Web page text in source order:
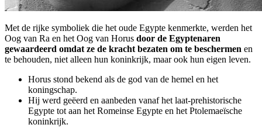
Met de rijke symboliek die het oude Egypte kenmerkte, werden het
Oog van Ra en het Oog van Horus door de Egyptenaren
gewaardeerd omdat ze de kracht bezaten om te beschermen en
te behouden, niet alleen hun koninkrijk, maar ook hun eigen leven.
Horus stond bekend als de god van de hemel en het
koningschap.
Hij werd geëerd en aanbeden vanaf het laat-prehistorische
Egypte tot aan het Romeinse Egypte en het Ptolemaeïsche
koninkrijk.